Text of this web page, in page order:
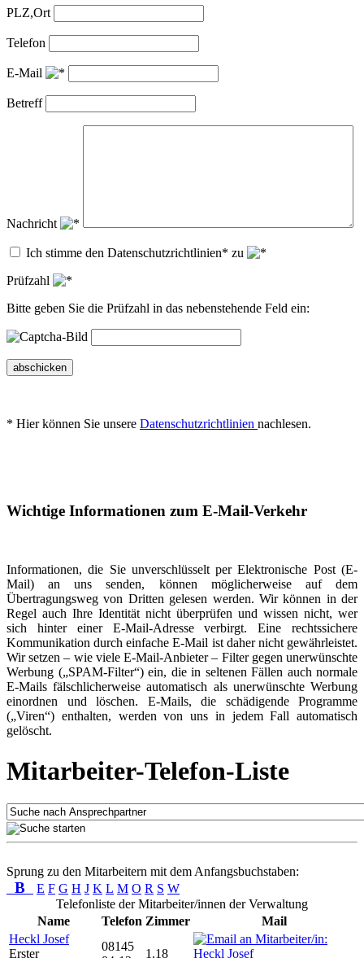
PLZ,Ort
Telefon
E-Mail
Betreff
Nachricht
Ich stimme den Datenschutzrichtlinien* zu
Prüfzahl
Bitte geben Sie die Prüfzahl in das nebenstehende Feld ein:
abschicken
* Hier können Sie unsere Datenschutzrichtlinien nachlesen.
Wichtige Informationen zum E-Mail-Verkehr
Informationen, die Sie unverschlüsselt per Elektronische Post (E-
Mail) an uns senden, können möglicherweise auf dem
Übertragungsweg von Dritten gelesen werden. Wir können in der
Regel auch Ihre Identität nicht überprüfen und wissen nicht, wer
sich hinter einer E-Mail-Adresse verbirgt. Eine rechtssichere
Kommunikation durch einfache E-Mail ist daher nicht gewährleistet.
Wir setzen – wie viele E-Mail-Anbieter – Filter gegen unerwünschte
Werbung („SPAM-Filter“) ein, die in seltenen Fällen auch normale
E-Mails fälschlicherweise automatisch als unerwünschte Werbung
einordnen und löschen. E-Mails, die schädigende Programme
(„Viren“) enthalten, werden von uns in jedem Fall automatisch
gelöscht.
Mitarbeiter-Telefon-Liste
Sprung zu den Mitarbeitern mit dem Anfangsbuchstaben:
B E F G H J K L M O R S W
Telefonliste der Mitarbeiter/innen der Verwaltung
Name
Telefon Zimmer
Mail
Heckl Josef
Erster
08145
1.18